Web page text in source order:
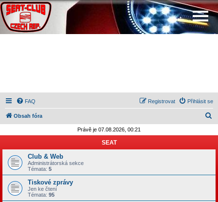
FAQ Přihlásit se
Registrovat
Obsah fóra
d
t
Právě je 07.08.2026, 00:21
SEAT
Club & Web
Administrátorská sekce
Témata: 5
Tiskové zprávy
Jen ke čtení
Témata: 95